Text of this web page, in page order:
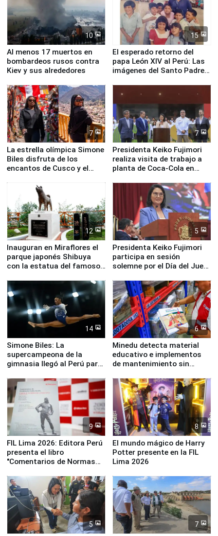
10
Al menos 17 muertos en
bombardeos rusos contra
Kiev y sus alrededores
15
El esperado retorno del
papa León XIV al Perú: Las
imágenes del Santo Padre
7
La estrella olímpica Simone
Biles disfruta de los
encantos de Cusco y el
7
Presidenta Keiko Fujimori
realiza visita de trabajo a
planta de Coca-Cola en
12
Inauguran en Miraflores el
parque japonés Shibuya
con la estatua del famoso
5
Presidenta Keiko Fujimori
participa en sesión
solemne por el Día del Juez
14
Simone Biles: La
supercampeona de la
gimnasia llegó al Perú para
Panamericanos Lima 2027
6
Minedu detecta material
educativo e implementos
de mantenimiento sin
la UGEL 2
9
FIL Lima 2026: Editora Perú
presenta el libro
"Comentarios de Normas
Derecho Colectivo"
8
El mundo mágico de Harry
Potter presente en la FIL
Lima 2026
5 7